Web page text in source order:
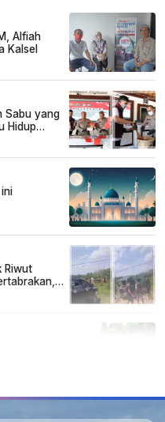
Alfiah
Kalsel
Sabu yang
Hidup
Riwut